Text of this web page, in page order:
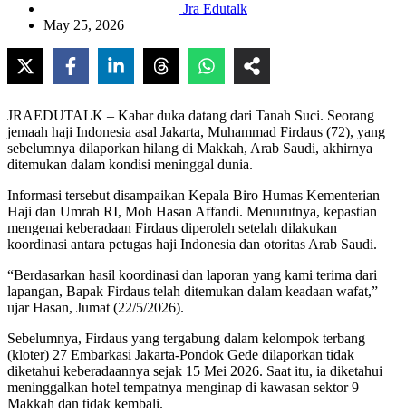
Jra Edutalk
May 25, 2026
JRAEDUTALK – Kabar duka datang dari Tanah Suci. Seorang
jemaah haji Indonesia asal Jakarta, Muhammad Firdaus (72), yang
sebelumnya dilaporkan hilang di Makkah, Arab Saudi, akhirnya
ditemukan dalam kondisi meninggal dunia.
Informasi tersebut disampaikan Kepala Biro Humas Kementerian
Haji dan Umrah RI, Moh Hasan Affandi. Menurutnya, kepastian
mengenai keberadaan Firdaus diperoleh setelah dilakukan
koordinasi antara petugas haji Indonesia dan otoritas Arab Saudi.
“Berdasarkan hasil koordinasi dan laporan yang kami terima dari
lapangan, Bapak Firdaus telah ditemukan dalam keadaan wafat,”
ujar Hasan, Jumat (22/5/2026).
Sebelumnya, Firdaus yang tergabung dalam kelompok terbang
(kloter) 27 Embarkasi Jakarta-Pondok Gede dilaporkan tidak
diketahui keberadaannya sejak 15 Mei 2026. Saat itu, ia diketahui
meninggalkan hotel tempatnya menginap di kawasan sektor 9
Makkah dan tidak kembali.